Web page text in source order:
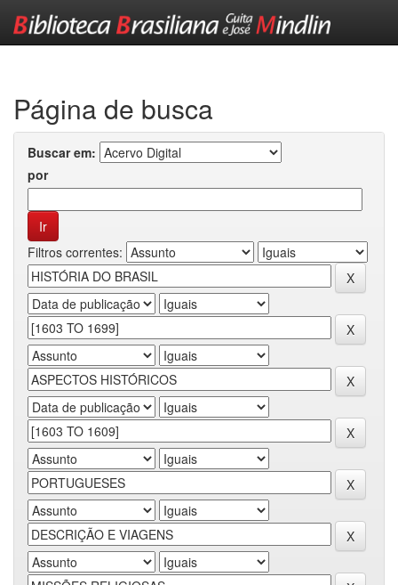
Página de busca
Buscar em:
por
Filtros correntes: